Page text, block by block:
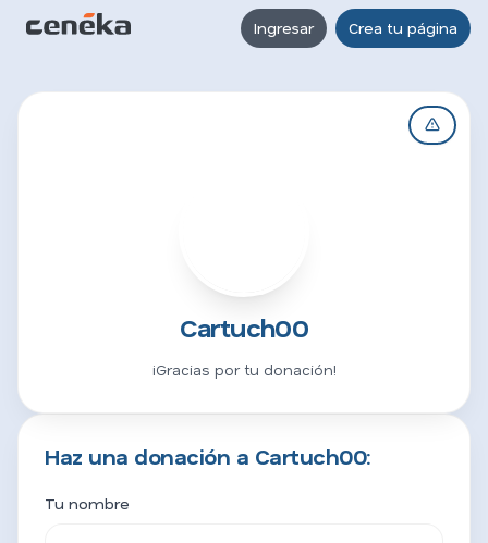
Ingresar Crea tu página
Cartuch00
¡Gracias por tu donación!
Haz una donación a Cartuch00:
Tu nombre